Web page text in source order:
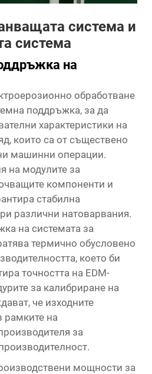
система и
система
на
обработване
поддръжка, за да
характеристики на
които са от съществено
машинни операции.
на модулите за
компоненти и
стабилна
различни натоварвания.
на системата за
термично обусловено
което би
точността на EDM-
за калибриране на
че изходните
рамките на
за
мощности за